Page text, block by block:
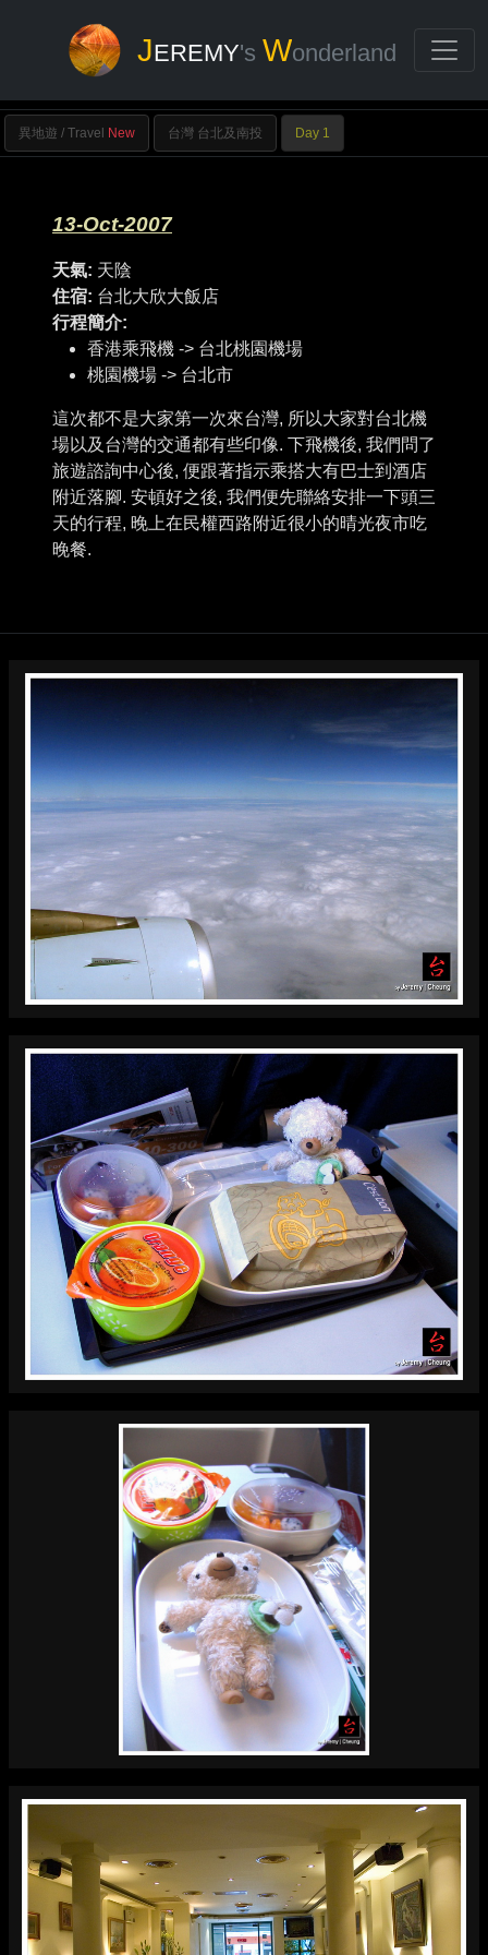
JEREMY's Wonderland
異地遊 / Travel New 台灣 台北及南投 Day 1
13-Oct-2007
天氣: 天陰
住宿: 台北大欣大飯店
行程簡介:
香港乘飛機 -> 台北桃園機場
桃園機場 -> 台北市
這次都不是大家第一次來台灣, 所以大家對台北機
場以及台灣的交通都有些印像. 下飛機後, 我們問了
旅遊諮詢中心後, 便跟著指示乘搭大有巴士到酒店
附近落腳. 安頓好之後, 我們便先聯絡安排一下頭三
天的行程, 晚上在民權西路附近很小的晴光夜市吃
晚餐.